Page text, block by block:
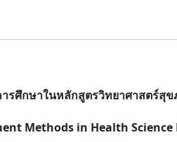
รศึกษาในหลักสูตรวิทยาศาสตร์สุข
Methods in Health